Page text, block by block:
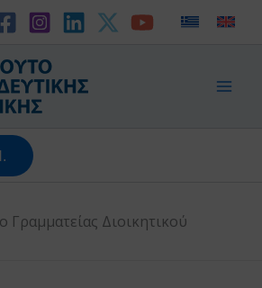
Γραμματείας Διοικητικού